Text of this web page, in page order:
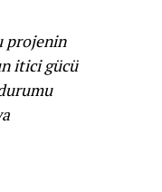
projenin
itici gücü